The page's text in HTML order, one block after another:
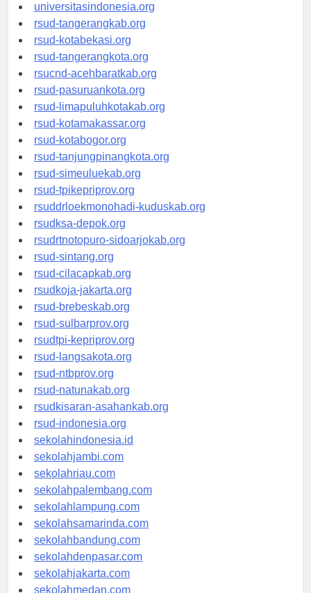
universitassamarinda.id
universitasindonesia.org
rsud-tangerangkab.org
rsud-kotabekasi.org
rsud-tangerangkota.org
rsucnd-acehbaratkab.org
rsud-pasuruankota.org
rsud-limapuluhkotakab.org
rsud-kotamakassar.org
rsud-kotabogor.org
rsud-tanjungpinangkota.org
rsud-simeuluekab.org
rsud-tpikepriprov.org
rsuddrloekmonohadi-kuduskab.org
rsudksa-depok.org
rsudrtnotopuro-sidoarjokab.org
rsud-sintang.org
rsud-cilacapkab.org
rsudkoja-jakarta.org
rsud-brebeskab.org
rsud-sulbarprov.org
rsudtpi-kepriprov.org
rsud-langsakota.org
rsud-ntbprov.org
rsud-natunakab.org
rsudkisaran-asahankab.org
rsud-indonesia.org
sekolahindonesia.id
sekolahjambi.com
sekolahriau.com
sekolahpalembang.com
sekolahlampung.com
sekolahsamarinda.com
sekolahbandung.com
sekolahdenpasar.com
sekolahjakarta.com